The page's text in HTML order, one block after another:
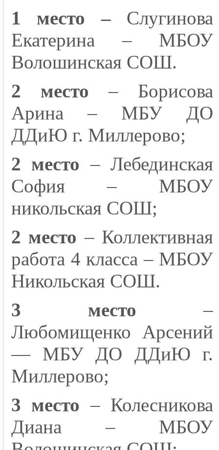
1 место – Слугинова
Екатерина – МБОУ
Волошинская СОШ.
2 место – Борисова
Арина – МБУ ДО
ДДиЮ г. Миллерово;
2 место – Лебединская
София – МБОУ
никольская СОШ;
2 место – Коллективная
работа 4 класса – МБОУ
Никольская СОШ.
3 место –
Любомищенко Арсений
— МБУ ДО ДДиЮ г.
Миллерово;
3 место – Колесникова
Диана – МБОУ